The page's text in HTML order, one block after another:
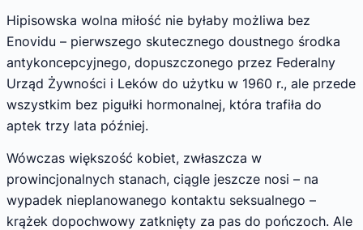
Hipisowska wolna miłość nie byłaby możliwa bez
Enovidu – pierwszego skutecznego doustnego środka
antykoncepcyjnego, dopuszczonego przez Federalny
Urząd Żywności i Leków do użytku w 1960 r., ale przede
wszystkim bez pigułki hormonalnej, która trafiła do
aptek trzy lata później.
Wówczas większość kobiet, zwłaszcza w
prowincjonalnych stanach, ciągle jeszcze nosi – na
wypadek nieplanowanego kontaktu seksualnego –
krążek dopochwowy zatknięty za pas do pończoch. Ale